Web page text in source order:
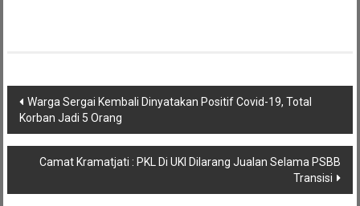
Navigasi
pos
Warga Sergai Kembali Dinyatakan Positif Covid-19, Total
Korban Jadi 5 Orang
Camat Kramatjati : PKL Di UKI Dilarang Jualan Selama PSBB
Transisi